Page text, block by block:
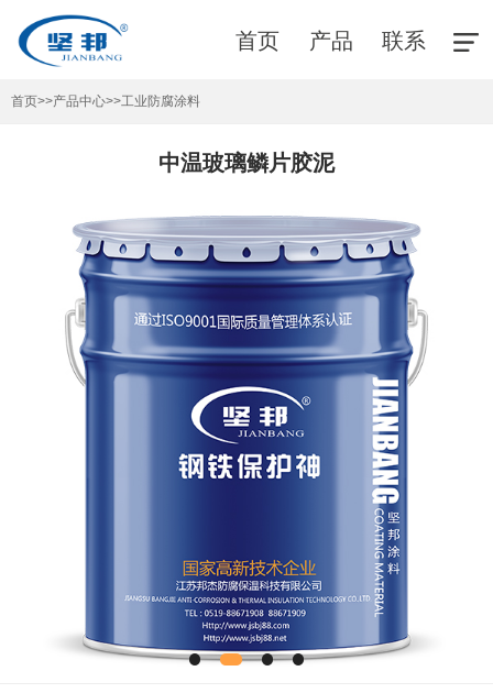
首页 产品 联系
首页>>产品中心>>工业防腐涂料
中温玻璃鳞片胶泥